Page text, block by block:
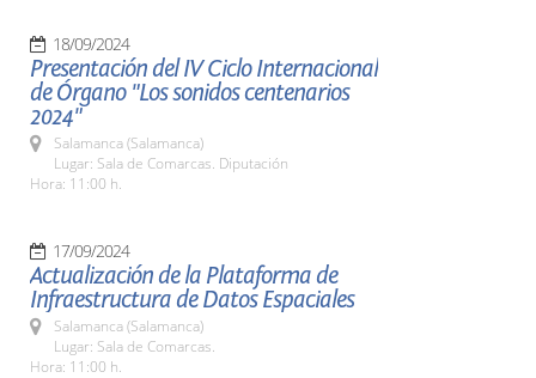
18/09/2024
Presentación del IV Ciclo Internacional
de Órgano "Los sonidos centenarios
2024"
Salamanca (Salamanca)
Lugar: Sala de Comarcas. Diputación
Hora: 11:00 h.
17/09/2024
Actualización de la Plataforma de
Infraestructura de Datos Espaciales
Salamanca (Salamanca)
Lugar: Sala de Comarcas.
Hora: 11:00 h.